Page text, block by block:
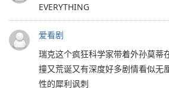
EVERYTHING
爱看剧
瑞克这个疯狂科学家带着外孙莫蒂
撞又荒诞又有深度好多剧情看似无
性的犀利讽刺